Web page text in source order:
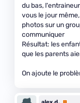
du bas,
vous le jour
photos sur un
communiquer
Résultat: les
que les parents
On ajoute le